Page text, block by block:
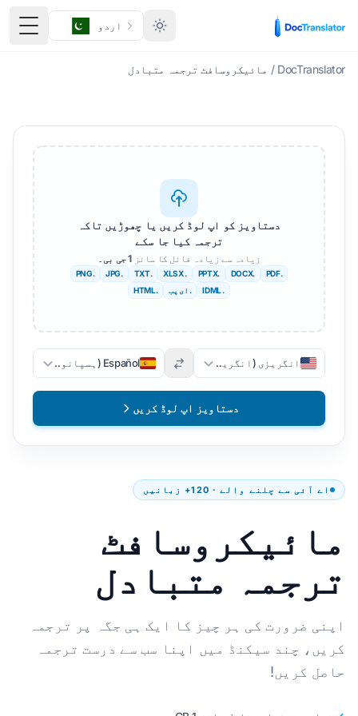
اردو
DocTranslator
/ مائیکروسافٹ ترجمہ متبادل
اے آئی سے چلنے والے · 120+ زبانیں
مائیکروسافٹ
ترجمہ متبادل
اپنی ضرورت کی ہر چیز کا ایک ہی جگہ پر ترجمہ
کریں، چند سیکنڈ میں اپنا سب سے درست ترجمہ
حاصل کریں!
دستاویز کو اپ لوڈ کریں یا چھوڑیں تاکہ
ترجمہ کیا جا سکے
زیادہ سے زیادہ فائل کا سائز 1 جی بی۔
.PDF
.DOCX
.PPTX
. XLSX
.TXT
.JPG
.PNG
. IDML
. ای پب .HTML
انگریزی (انگریزی) Español (ہسپانوی)
دستاویز اپ لوڈ کریں